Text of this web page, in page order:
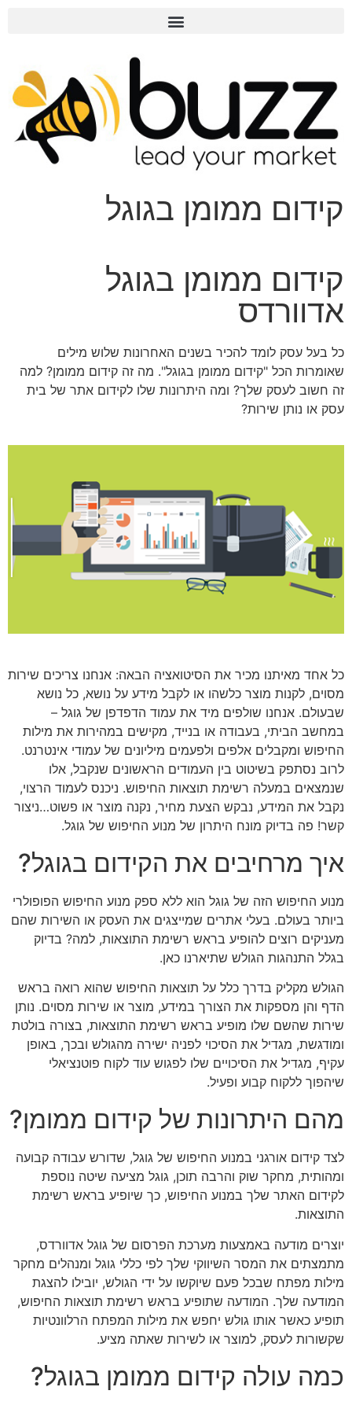
קידום ממומן בגוגל
קידום ממומן בגוגל
אדוורדס
כל בעל עסק לומד להכיר בשנים האחרונות שלוש מילים
שאומרות הכל "קידום ממומן בגוגל". מה זה קידום ממומן? למה
זה חשוב לעסק שלך? ומה היתרונות שלו לקידום אתר של בית
עסק או נותן שירות?
כל אחד מאיתנו מכיר את הסיטואציה הבאה: אנחנו צריכים שירות
מסוים, לקנות מוצר כלשהו או לקבל מידע על נושא, כל נושא
שבעולם. אנחנו שולפים מיד את עמוד הדפדפן של גוגל –
במחשב הביתי, בעבודה או בנייד, מקישים במהירות את מילות
החיפוש ומקבלים אלפים ולפעמים מיליונים של עמודי אינטרנט.
לרוב נסתפק בשיטוט בין העמודים הראשונים שנקבל, אלו
שנמצאים במעלה רשימת תוצאות החיפוש. ניכנס לעמוד הרצוי,
נקבל את המידע, נבקש הצעת מחיר, נקנה מוצר או פשוט…ניצור
קשר! פה בדיוק מונח היתרון של מנוע החיפוש של גוגל.
איך מרחיבים את הקידום בגוגל?
מנוע החיפוש הזה של גוגל הוא ללא ספק מנוע החיפוש הפופולרי
ביותר בעולם. בעלי אתרים שמייצגים את העסק או השירות שהם
מעניקים רוצים להופיע בראש רשימת התוצאות, למה? בדיוק
בגלל התנהגות הגולש שתיארנו כאן.
הגולש מקליק בדרך כלל על תוצאות החיפוש שהוא רואה בראש
הדף והן מספקות את הצורך במידע, מוצר או שירות מסוים. נותן
שירות שהשם שלו מופיע בראש רשימת התוצאות, בצורה בולטת
ומודגשת, מגדיל את הסיכוי לפניה ישירה מהגולש ובכך, באופן
עקיף, מגדיל את הסיכויים שלו לפגוש עוד לקוח פוטנציאלי
שיהפוך ללקוח קבוע ופעיל.
מהם היתרונות של קידום ממומן?
לצד קידום אורגני במנוע החיפוש של גוגל, שדורש עבודה קבועה
ומהותית, מחקר שוק והרבה תוכן, גוגל מציעה שיטה נוספת
לקידום האתר שלך במנוע החיפוש, כך שיופיע בראש רשימת
התוצאות.
יוצרים מודעה באמצעות מערכת הפרסום של גוגל אדוורדס,
מתמצתים את המסר השיווקי שלך לפי כללי גוגל ומנהלים מחקר
מילות מפתח שבכל פעם שיוקשו על ידי הגולש, יובילו להצגת
המודעה שלך. המודעה שתופיע בראש רשימת תוצאות החיפוש,
תופיע כאשר אותו גולש יחפש את מילות המפתח הרלוונטיות
שקשורות לעסק, למוצר או לשירות שאתה מציע.
כמה עולה קידום ממומן בגוגל?